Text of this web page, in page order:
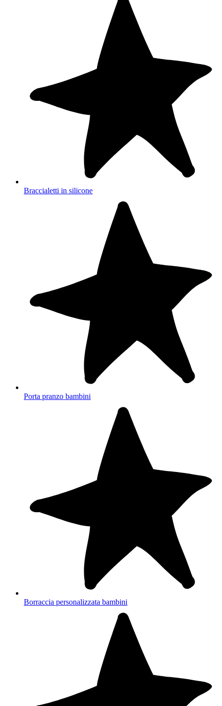
Braccialetti in silicone
Porta pranzo bambini
Borraccia personalizzata bambini